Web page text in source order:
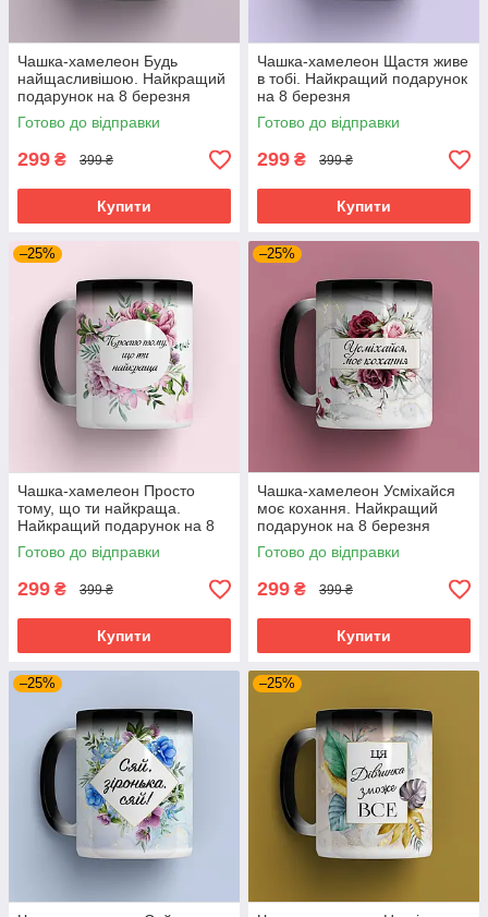
Чашка-хамелеон Будь
найщасливішою. Найкращий
подарунок на 8 березня
Готово до відправки
299 ₴ 399 ₴
Купити
Чашка-хамелеон Щастя живе
в тобі. Найкращий подарунок
на 8 березня
Готово до відправки
299 ₴ 399 ₴
Купити
–25%
Чашка-хамелеон Просто
тому, що ти найкраща.
Найкращий подарунок на 8
березня
Готово до відправки
299 ₴ 399 ₴
Купити
–25%
Чашка-хамелеон Усміхайся
моє кохання. Найкращий
подарунок на 8 березня
Готово до відправки
299 ₴ 399 ₴
Купити
–25% –25%